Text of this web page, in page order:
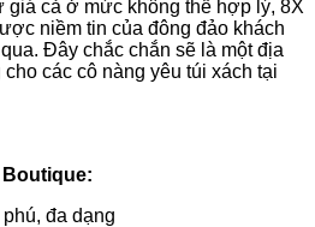
giá cả ở mức không thể hợp lý, 8X
niềm tin của đông đảo khách
Đây chắc chắn sẽ là một địa
các cô nàng yêu túi xách tại
Boutique:
đa dạng